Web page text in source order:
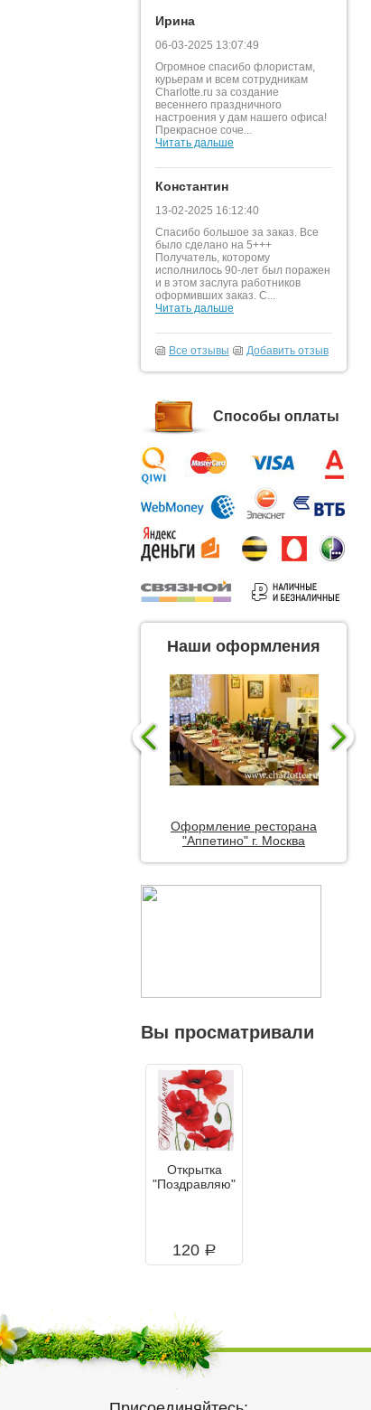
Ирина
06-03-2025 13:07:49
Огромное спасибо флористам,
курьерам и всем сотрудникам
Charlotte.ru за создание
весеннего праздничного
настроения у дам нашего офиса!
Прекрасное соче...
Читать дальше
Константин
13-02-2025 16:12:40
Спасибо большое за заказ. Все
было сделано на 5+++
Получатель, которому
исполнилось 90-лет был поражен
и в этом заслуга работников
оформивших заказ. С...
Читать дальше
Все отзывы Добавить отзыв
Способы оплаты
Наши оформления
Оформление ресторана
"Аппетино" г. Москва
Вы просматривали
Открытка
"Поздравляю"
120 a